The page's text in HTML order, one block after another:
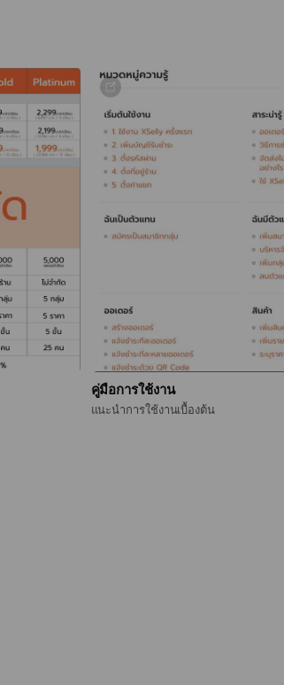
คู่มือการใช้งาน
แนะนำการใช้งานเบื้องต้น